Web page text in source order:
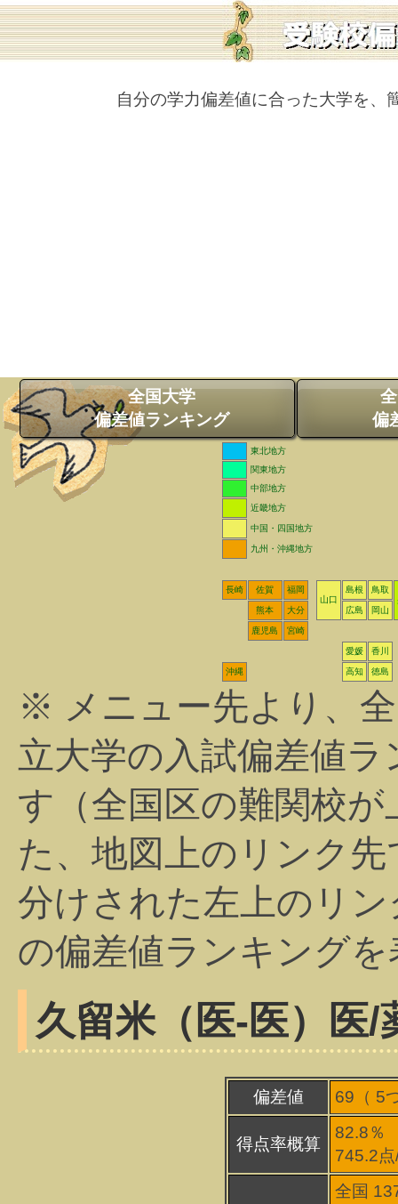
自分の学力偏差値に合った大学を、
全国大学
偏差値ランキング
偏
東北地方
関東地方
中部地方
近畿地方
中国・四国地方
九州・沖縄地方
長崎 佐賀
福岡
山口
島根
鳥取
熊本
大分 広島 岡山
鹿児島 宮崎
愛媛 香川
沖縄 高知 徳島
※ メニュー先より、
立大学の入試偏差値
す（全国区の難関校
た、地図上のリンク
分けされた左上のリ
の偏差値ランキング
久留米（医-医） 医/
偏差値 69（ 5
得点率概算
82.8％
745.2
全国